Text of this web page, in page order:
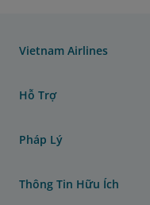
Vietnam Airlines
Hỗ Trợ
Pháp Lý
Thông Tin Hữu Ích